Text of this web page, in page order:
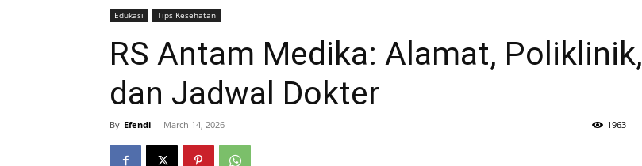
Edukasi Tips Kesehatan
RS Antam Medika: Alamat, Poliklinik,
dan Jadwal Dokter
By Efendi - March 14, 2026 1963